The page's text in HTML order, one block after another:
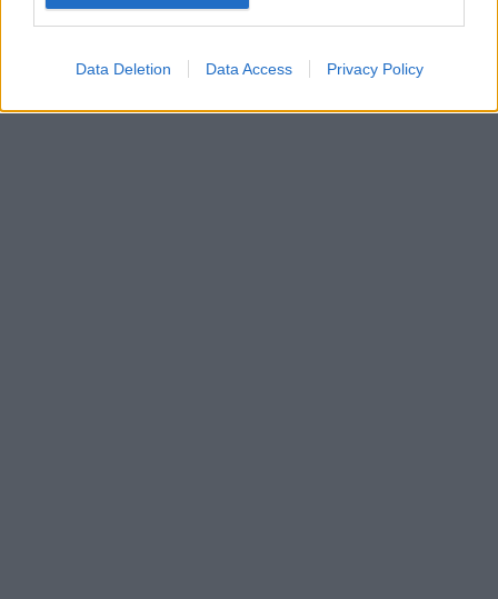
Data Deletion Data Access Privacy Policy